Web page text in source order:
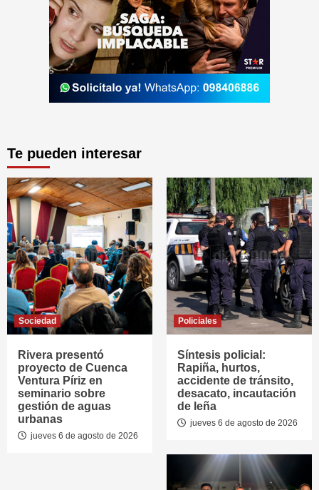
Te pueden interesar
Sociedad
Rivera presentó
proyecto de Cuenca
Ventura Píriz en
seminario sobre
gestión de aguas
urbanas
jueves 6 de agosto de 2026
Policiales
Síntesis policial:
Rapiña, hurtos,
accidente de tránsito,
desacato, incautación
de leña
jueves 6 de agosto de 2026